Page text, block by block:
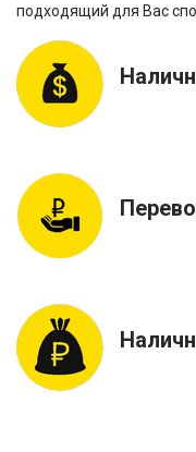
подходящий для Вас